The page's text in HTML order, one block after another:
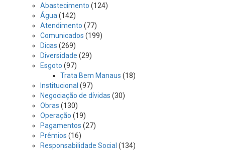
Abastecimento (124)
Água (142)
Atendimento (77)
Comunicados (199)
Dicas (269)
Diversidade (29)
Esgoto (97)
Trata Bem Manaus (18)
Institucional (97)
Negociação de dívidas (30)
Obras (130)
Operação (19)
Pagamentos (27)
Prêmios (16)
Responsabilidade Social (134)